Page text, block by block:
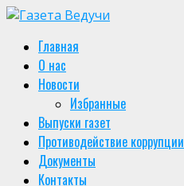
Skip
content
Primary
Menu
Главная
О нас
Новости
Избранные
Выпуски газет
Противодействие коррупции
Документы
Контакты